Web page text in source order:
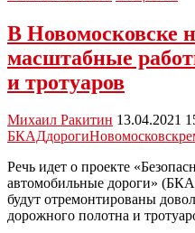
восстановлена
аллея
лиственниц
В Новомосковске
масштабные
и тротуаров
Михаил Ракитин 13.04.2021
БКАДдорогиНовомосковск
Речь идет о проекте
автомобильные дороги»
будут отремонтированы
дорожного полотна и